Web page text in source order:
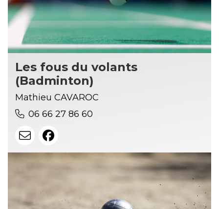
Les fous du volants
(Badminton)
Mathieu CAVAROC
06 66 27 86 60